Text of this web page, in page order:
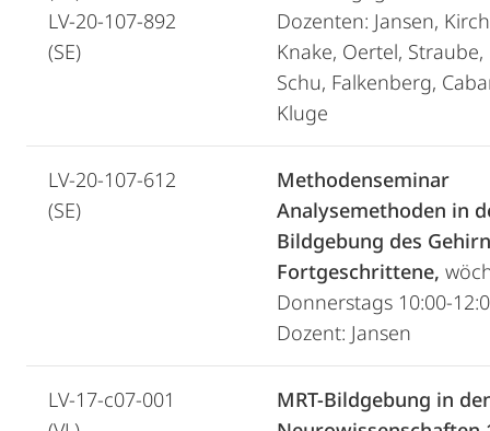
LV-20-107-892
(SE)
Dozenten: Jansen,
Knake, Oertel,
Schu, Falkenberg,
Kluge
LV-20-107-612
(SE)
Methodenseminar
Analysemethoden in
Bildgebung des
Fortgeschrittene,
Donnerstags 10:00-
Dozent: Jansen
LV-17-c07-001
MRT-Bildgebung in